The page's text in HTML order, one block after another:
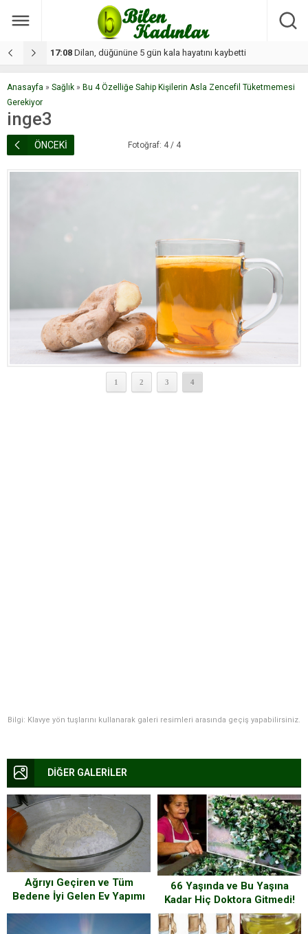
17:08 Dilan, düğününe 5 gün kala hayatını kaybetti
Anasayfa » Sağlık » Bu 4 Özelliğe Sahip Kişilerin Asla Zencefil Tüketmemesi
Gerekiyor
inge3
ÖNCEKİ Fotoğraf: 4 / 4
1 2 3 4
Bilgi: Klavye yön tuşlarını kullanarak galeri resimleri arasında geçiş yapabilirsiniz.
DİĞER GALERİLER
Ağrıyı Geçiren ve Tüm
Bedene İyi Gelen Ev Yapımı
66 Yaşında ve Bu Yaşına
Kadar Hiç Doktora Gitmedi!
Nasıl mı? İşte haftada 3 kez
içtiği o çay..